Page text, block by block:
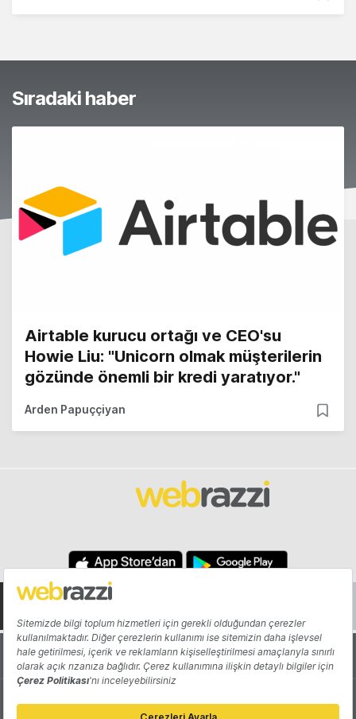
Sıradaki haber
Airtable kurucu ortağı ve CEO'su
Howie Liu: "Unicorn olmak müşterilerin
gözünde önemli bir kredi yaratıyor."
Arden Papuççiyan
Hakkında Yazarlar
Katkıda Bulun Reklam